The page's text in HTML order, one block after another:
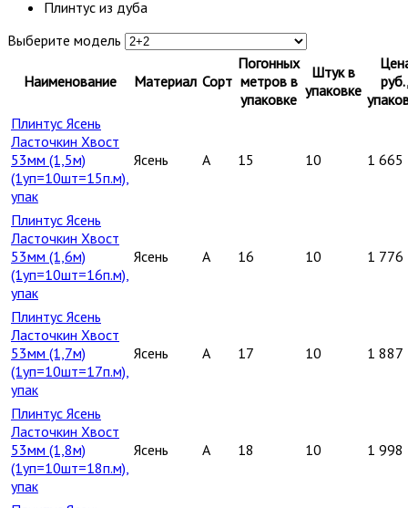
Плинтус из дуба
Выберите модель
Наименование Материал Сорт
Погонных
метров в
упаковке
Штук в
упаковке
Плинтус Ясень
Ласточкин Хвост
53мм (1,5м)
(1уп=10шт=15п.м),
упак
Ясень A 15 10 1 665
Плинтус Ясень
Ласточкин Хвост
53мм (1,6м)
(1уп=10шт=16п.м),
упак
Ясень A 16 10 1 776
Плинтус Ясень
Ласточкин Хвост
53мм (1,7м)
(1уп=10шт=17п.м),
упак
Ясень A 17 10 1 887
Плинтус Ясень
Ласточкин Хвост
53мм (1,8м)
(1уп=10шт=18п.м),
упак
Ясень A 18 10 1 998